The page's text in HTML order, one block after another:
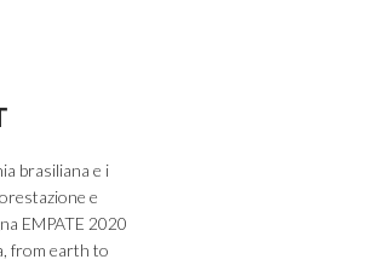
brasiliana e i
e
EMPATE 2020
from earth to